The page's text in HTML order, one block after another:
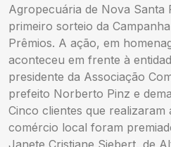
Agropecuária de Nova Santa
primeiro sorteio da
Prêmios. A ação, em
aconteceu em frente à
presidente da Associação
prefeito Norberto Pinz e
Cinco clientes que realizaram
comércio local foram
Janete Cristiane Siebert, de